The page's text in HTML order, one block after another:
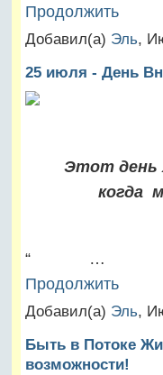
Продолжить
Добавил(а) Эль,
25 июля - День
Этот день
когда
“ …
Продолжить
Добавил(а) Эль,
Быть в Потоке
возможности!